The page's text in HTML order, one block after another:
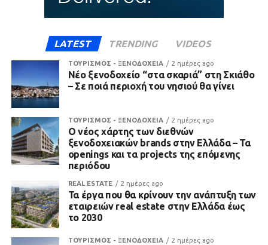
LATEST TRENDING VIDEOS
ΤΟΥΡΙΣΜΟΣ - ΞΕΝΟΔΟΧΕΙΑ 2 ημέρες ago
Νέο ξενοδοχείο “στα σκαριά” στη Σκιάθο
– Σε ποιά περιοχή του νησιού θα γίνει
ΤΟΥΡΙΣΜΟΣ - ΞΕΝΟΔΟΧΕΙΑ 2 ημέρες ago
Ο νέος χάρτης των διεθνών
ξενοδοχειακών brands στην Ελλάδα – Τα
openings και τα projects της επόμενης
περιόδου
REAL ESTATE 2 ημέρες ago
Τα έργα που θα κρίνουν την ανάπτυξη των
εταιρειών real estate στην Ελλάδα έως
το 2030
ΤΟΥΡΙΣΜΟΣ - ΞΕΝΟΔΟΧΕΙΑ 2 ημέρες ago